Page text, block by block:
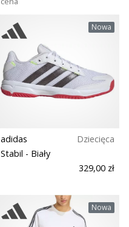
Nowa
adidas
Dziecięca
Stabil - Biały
329,00 zł
Nowa